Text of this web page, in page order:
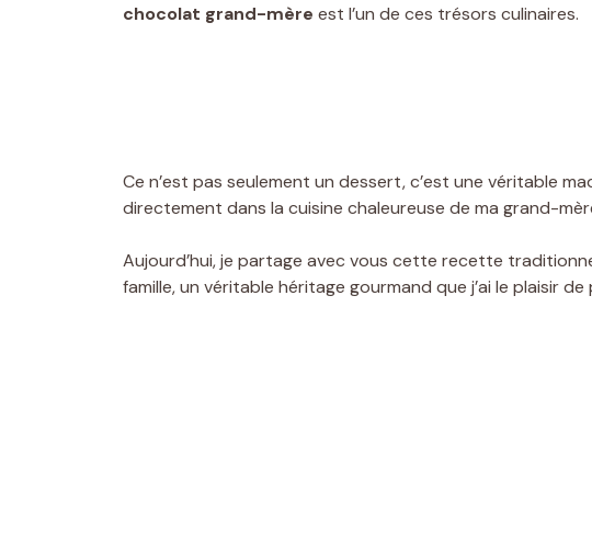
chocolat grand-mère est l’un de ces trésors culinaires.
Ce n’est pas seulement un dessert, c’est une véritable
directement dans la cuisine chaleureuse de ma grand-
Aujourd’hui, je partage avec vous cette recette
famille, un véritable héritage gourmand que j’ai le plaisir